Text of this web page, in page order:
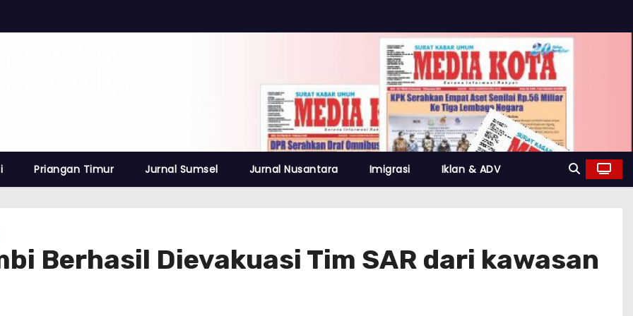
Priangan Timur Jurnal Sumsel Jurnal Nusantara Imigrasi Iklan & ADV
Berhasil Dievakuasi Tim SAR dari kawasan